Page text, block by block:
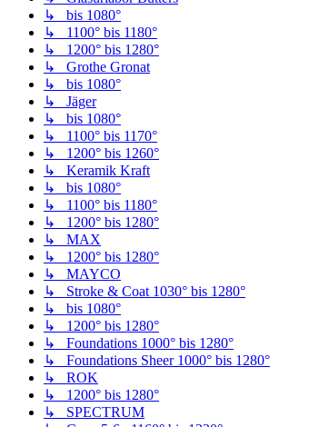
↳ bis 1080°
↳ 1100° bis 1180°
↳ 1200° bis 1280°
↳ Grothe Gronat
↳ bis 1080°
↳ Jäger
↳ bis 1080°
↳ 1100° bis 1170°
↳ 1200° bis 1260°
↳ Keramik Kraft
↳ bis 1080°
↳ 1100° bis 1180°
↳ 1200° bis 1280°
↳ MAX
↳ 1200° bis 1280°
↳ MAYCO
↳ Stroke & Coat 1030° bis 1280°
↳ bis 1080°
↳ 1200° bis 1280°
↳ Foundations 1000° bis 1280°
↳ Foundations Sheer 1000° bis 1280°
↳ ROK
↳ 1200° bis 1280°
↳ SPECTRUM